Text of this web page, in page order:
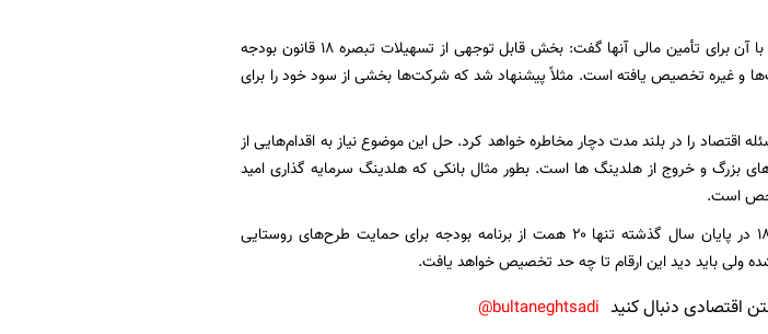
خاندوزی با اشاره به اسناد پیشران و پروژه‌های مرتبط با آن برای تأمین مالی آنها گفت: بخش قابل توجهی از تسهیلات تبصره ۱۸ قانون بودجه
و غیره تخصیص یافته است. مثلاً پیشنهاد شد که شرکت‌ها بخشی از سود خود را برای
اقتصاد را در بلند مدت دچار مخاطره خواهد کرد. حل این موضوع نیاز به اقدام‌هایی از
بزرگ و خروج از هلدینگ ها است. بطور مثال بانکی که هلدینگ سرمایه گذاری امید
است.
وزیر اقتصاد ادامه داد: استفاده از تسهیلات تبصره ۱۸ در پایان سال گذشته تنها ۲۰ همت از برنامه بودجه برای حمایت طرح‌های روستایی
اقتصادی دنبال کنید bultaneghtsadi@